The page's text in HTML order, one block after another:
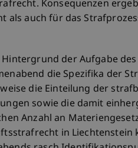
Konsequenzen
als auch für das
der Aufgabe
die Spezifika der
die Einteilung der
sowie die damit
Anzahl an
in Liechtenstein